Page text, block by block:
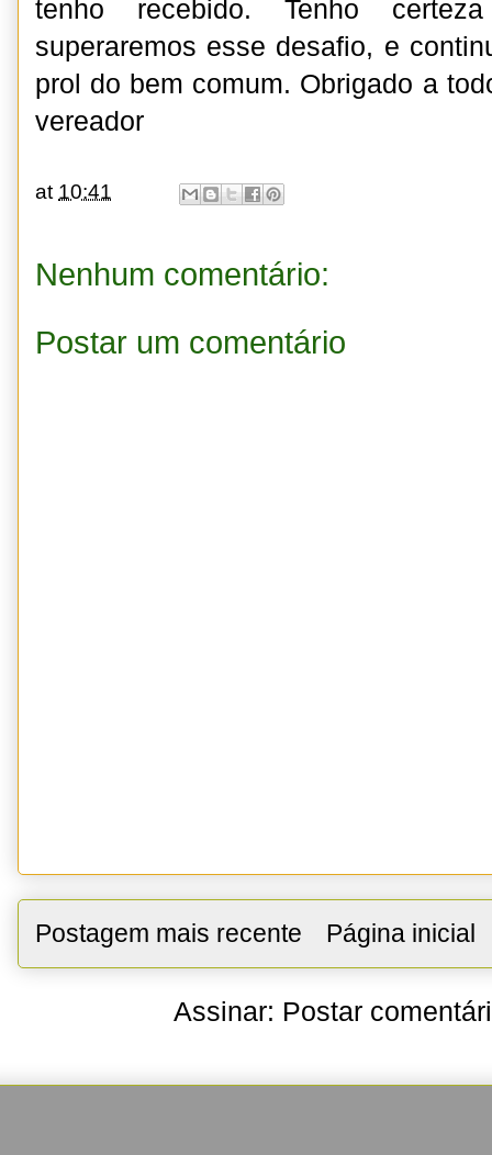
tenho recebido. Tenho
superaremos esse desafio, e
prol do bem comum. Obrigado a
vereador
at 10:41
Nenhum comentário:
Postar um comentário
Postagem mais recente Página inicial
Assinar: Postar